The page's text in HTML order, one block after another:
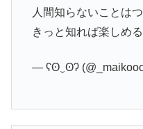
人間知らないことは
きっと知れば楽しめ
— ʕʘ‿ʘʔ️‍